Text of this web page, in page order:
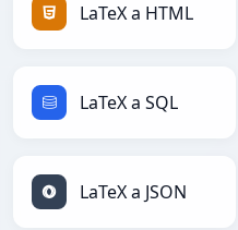
LaTeX a HTML
LaTeX a SQL
LaTeX a JSON